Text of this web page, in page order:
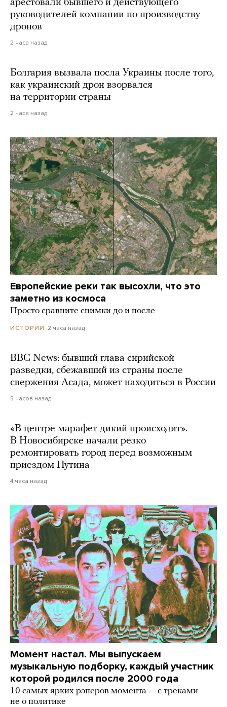
арестовали бывшего и действующего
руководителей компании по производству
дронов
2 часа назад
Болгария вызвала посла Украины после того,
как украинский дрон взорвался
на территории страны
2 часа назад
Европейские реки так высохли, что это
заметно из космоса
Просто сравните снимки до и после
ИСТОРИИ 2 часа назад
BBC News: бывший глава сирийской
разведки, сбежавший из страны после
свержения Асада, может находиться в России
5 часов назад
«В центре марафет дикий происходит».
В Новосибирске начали резко
ремонтировать город перед возможным
приездом Путина
4 часа назад
Момент настал. Мы выпускаем
музыкальную подборку, каждый участник
которой родился после 2000 года
10 самых ярких рэперов момента — с треками
не о политике